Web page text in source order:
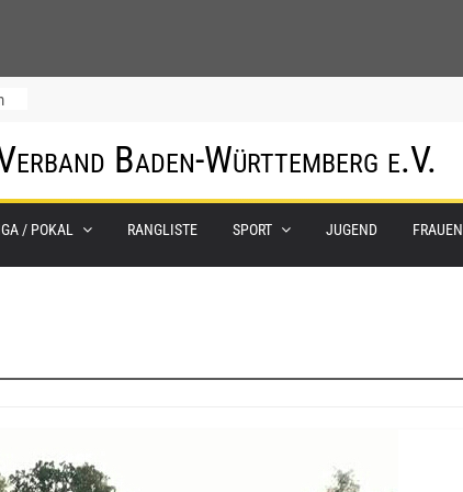
Baden-Württemberg e.V.
/ POKAL RANGLISTE SPORT JUGEND FRAUEN